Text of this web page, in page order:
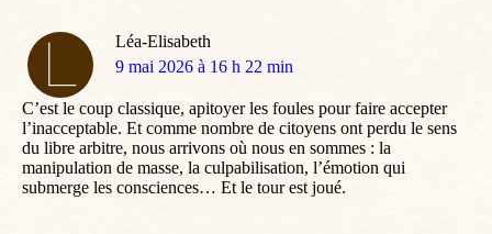
Léa-Elisabeth
dit
9 mai 2026 à 16 h 22 min
C’est le coup classique, apitoyer les foules pour faire accepter
l’inacceptable. Et comme nombre de citoyens ont perdu le sens
du libre arbitre, nous arrivons où nous en sommes : la
manipulation de masse, la culpabilisation, l’émotion qui
submerge les consciences… Et le tour est joué.